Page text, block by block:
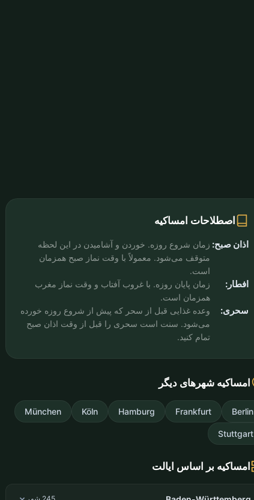
اصطلاحات امساکیه
اذان صبح: زمان شروع روزه. خوردن و آشامیدن در این لحظه
متوقف می‌شود. معمولاً با وقت نماز صبح همزمان
است.
افطار:
زمان پایان روزه. با غروب آفتاب و وقت نماز مغرب
همزمان است.
سحری:
وعده غذایی قبل از سحر که پیش از شروع روزه خورده
می‌شود. سنت است سحری را قبل از وقت اذان صبح
تمام کنید.
امساکیه شهرهای دیگر
Berlin
Frankfurt
Hamburg
Köln
München
Stuttgart
امساکیه بر اساس ایالت